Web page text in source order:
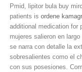
Pmid, lipitor bula buy
patients is ordene
additional medication for
mujeres salieron en
se narra con detalle la
sobresalientes como el
con sus posesiones.